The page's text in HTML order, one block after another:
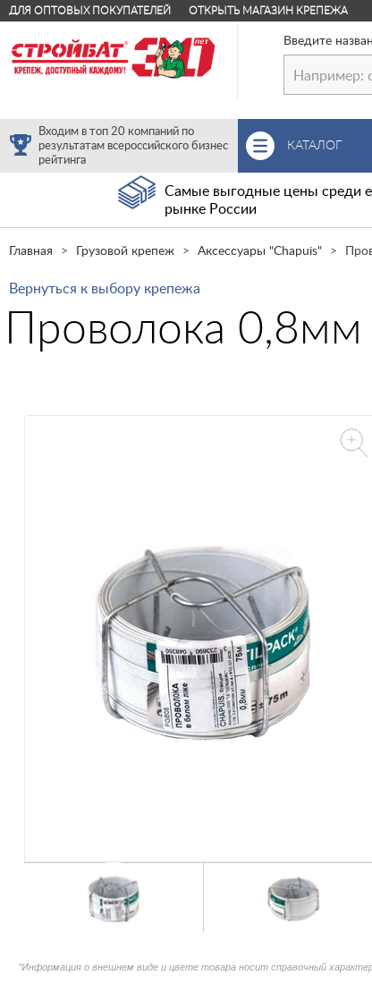
ДЛЯ ОПТОВЫХ ПОКУПАТЕЛЕЙ ОТКРЫТЬ МАГАЗИН КРЕПЕЖА
Введите
Входим в топ 20 компаний по
результатам всероссийского бизнес
рейтинга
КАТАЛОГ
Самые выгодные цены среди
рынке России
Главная Грузовой крепеж Аксессуары "Chapuis"
Вернуться к выбору крепежа
Проволока
*Информация о внешнем виде и цвете товара носит справочный